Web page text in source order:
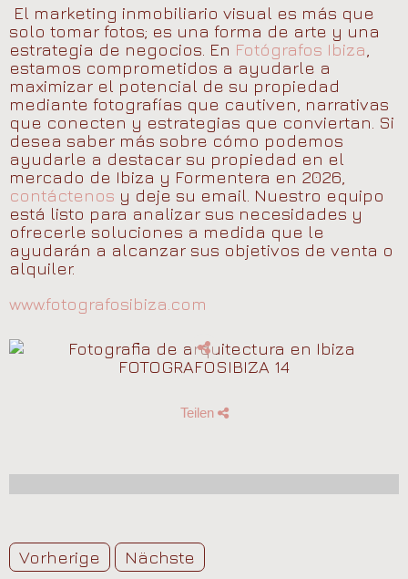
El marketing inmobiliario visual es más que
solo tomar fotos; es una forma de arte y una
estrategia de negocios. En Fotógrafos Ibiza
estamos comprometidos a ayudarle a
maximizar el potencial de su propiedad
mediante fotografías que cautiven, narrativas
que conecten y estrategias que conviertan. Si
desea saber más sobre cómo podemos
ayudarle a destacar su propiedad en el
mercado de Ibiza y Formentera en 2026,
contáctenos y deje su email. Nuestro equipo
está listo para analizar sus necesidades y
ofrecerle soluciones a medida que le
ayudarán a alcanzar sus objetivos de venta o
alquiler.
www.fotografosibiza.com
Teilen
Vorherige Nächste